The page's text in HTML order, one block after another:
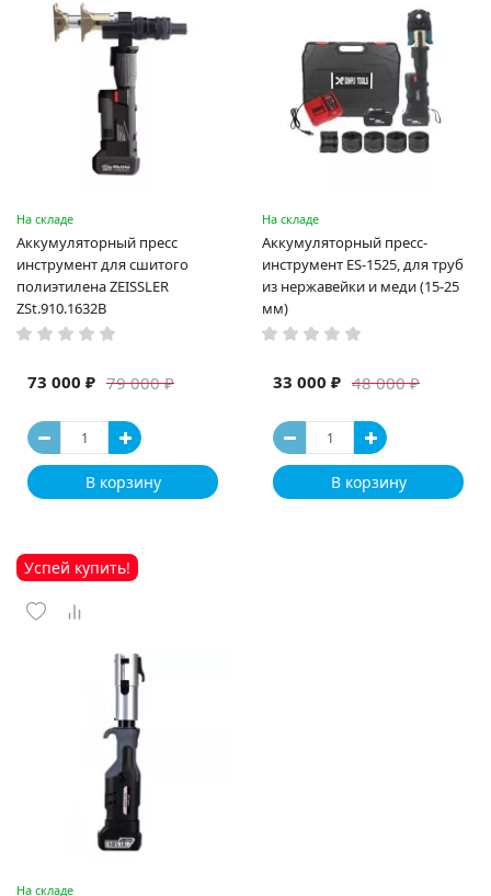
На складе
Аккумуляторный пресс
инструмент для сшитого
полиэтилена ZEISSLER
ZSt.910.1632B
79 000 ₽
73 000 ₽
В корзину
На складе
Аккумуляторный пресс-
инструмент ES-1525, для труб
из нержавейки и меди (15-25
мм)
48 000 ₽
33 000 ₽
В корзину
Успей купить!
На складе